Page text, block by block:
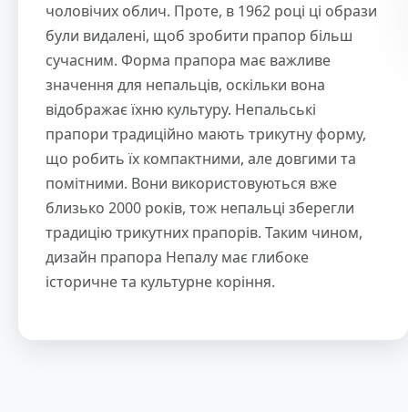
чоловічих облич. Проте, в 1962 році ці образи
були видалені, щоб зробити прапор більш
сучасним. Форма прапора має важливе
значення для непальців, оскільки вона
відображає їхню культуру. Непальські
прапори традиційно мають трикутну форму,
що робить їх компактними, але довгими та
помітними. Вони використовуються вже
близько 2000 років, тож непальці зберегли
традицію трикутних прапорів. Таким чином,
дизайн прапора Непалу має глибоке
історичне та культурне коріння.